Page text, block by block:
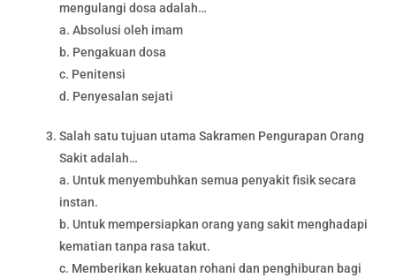
mengulangi dosa adalah…
a. Absolusi oleh imam
b. Pengakuan dosa
c. Penitensi
d. Penyesalan sejati
Salah satu tujuan utama Sakramen Pengurapan Orang
Sakit adalah…
a. Untuk menyembuhkan semua penyakit fisik secara
instan.
b. Untuk mempersiapkan orang yang sakit menghadapi
kematian tanpa rasa takut.
c. Memberikan kekuatan rohani dan penghiburan bagi